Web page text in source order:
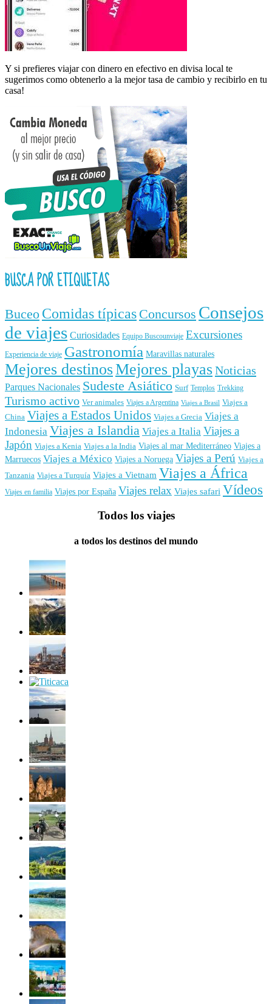
Y si prefieres viajar con dinero en efectivo en divisa local te
sugerimos como obtenerlo a la mejor tasa de cambio y recibirlo en tu
casa!
BUSCA POR ETIQUETAS
Buceo Comidas típicas Concursos Consejos
de viajes Curiosidades Equipo Buscounviaje Excursiones
Experiencia de viaje Gastronomía Maravillas naturales
Mejores destinosMejores playasNoticias
Parques Nacionales Sudeste Asiático Surf Templos Trekking
Turismo activo Ver animales Viajes a Argentina Viajes a Brasil Viajes a
China Viajes a Estados Unidos Viajes a Grecia Viajes a
Indonesia Viajes a Islandia Viajes a Italia Viajes a
Japón Viajes a Kenia Viajes a la India Viajes al mar Mediterráneo Viajes a
Marruecos Viajes a México Viajes a Noruega Viajes a Perú Viajes a
Tanzania Viajes a Turquía Viajes a Vietnam Viajes a África
Viajes en familia Viajes por España Viajes relax Viajes safari Vídeos
Todos los viajes
a todos los destinos del mundo